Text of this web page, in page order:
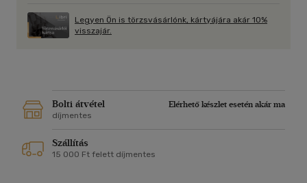
Legyen Ön is törzsvásárlónk, kártyájára akár 10%
visszajár.
Bolti átvétel
Elérhető készlet esetén akár ma
díjmentes
Szállítás
15 000 Ft felett díjmentes